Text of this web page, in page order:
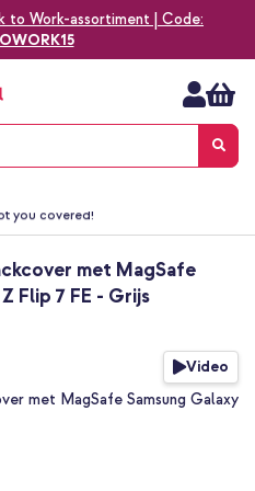
to Work-assortiment | Code:
tablet, smartwatch of laptop
20.000 producten
you covered!
met MagSafe
Flip 7 FE - Grijs
Video